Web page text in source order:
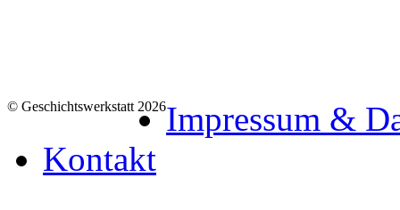
© Geschichtswerkstatt 2026Impressum &
Kontakt